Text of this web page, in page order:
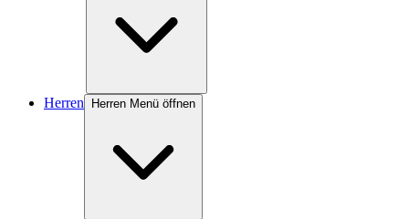
Herren Herren Menü öffnen